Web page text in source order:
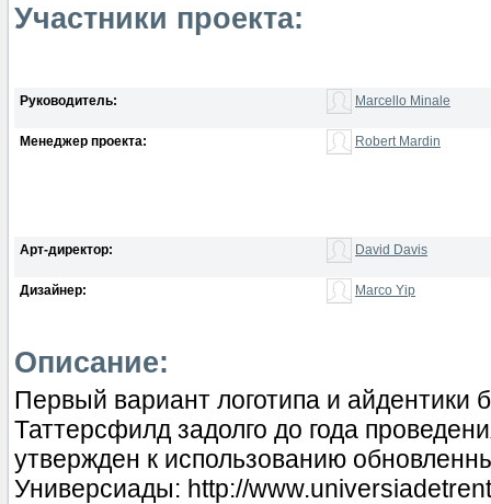
Участники проекта:
Руководитель: Marcello Minale
Менеджер проекта: Robert Mardin
Арт-директор: David Davis
Дизайнер: Marco Yip
Описание:
Первый вариант логотипа и айдентики
Таттерсфилд задолго до года
утвержден к использованию
Универсиады: http://